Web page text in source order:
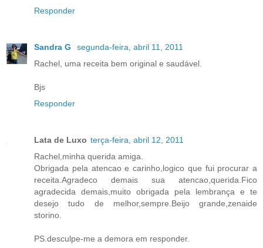
Responder
Sandra G
segunda-feira, abril 11, 2011
Rachel, uma receita bem original e saudável.
Bjs
Responder
Lata de Luxo terça-feira, abril 12, 2011
Rachel,minha querida amiga.
Obrigada pela atencao e carinho,logico que fui procurar a
receita.Agradeco demais sua atencao,querida.Fico
agradecida demais,muito obrigada pela lembrança e te
desejo tudo de melhor,sempre.Beijo grande,zenaide
storino.
PS.desculpe-me a demora em responder.